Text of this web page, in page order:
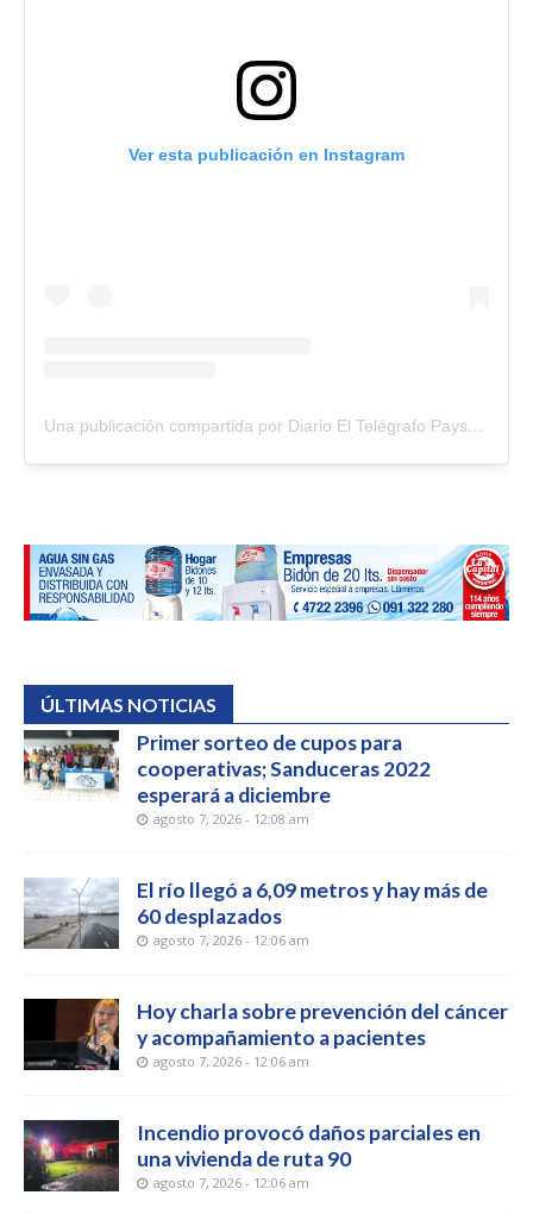
Ver esta publicación en Instagram
Una publicación compartida por Diario El Telégrafo Paysandú (@diario_el_telegrafo)
ÚLTIMAS NOTICIAS
Primer sorteo de cupos para
cooperativas; Sanduceras 2022
esperará a diciembre
agosto 7, 2026 - 12:08 am
El río llegó a 6,09 metros y hay más de
60 desplazados
agosto 7, 2026 - 12:06 am
Hoy charla sobre prevención del cáncer
y acompañamiento a pacientes
agosto 7, 2026 - 12:06 am
Incendio provocó daños parciales en
una vivienda de ruta 90
agosto 7, 2026 - 12:06 am